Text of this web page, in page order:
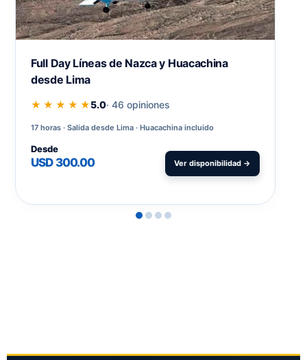
Full Day Líneas de Nazca y Huacachina
desde Lima
★ ★ ★ ★ ★5.0· 46 opiniones
17 horas Salida desde Lima · Huacachina incluido
Desde
USD 300.00 Ver disponibilidad →